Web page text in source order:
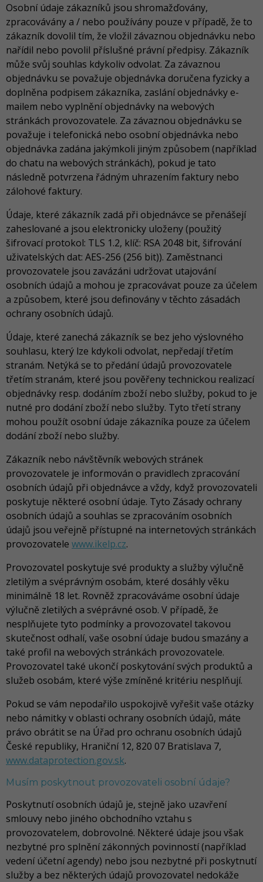
Osobní údaje zákazníků jsou shromažďovány,
zpracovávány a / nebo používány pouze v případě, že to
zákazník dovolil tím, že vložil závaznou objednávku nebo
nařídil nebo povolil příslušné právní předpisy. Zákazník
může svůj souhlas kdykoliv odvolat. Za závaznou
objednávku se považuje objednávka doručena fyzicky a
doplněna podpisem zákazníka, zaslání objednávky e-
mailem nebo vyplnění objednávky na webových
stránkách provozovatele. Za závaznou objednávku se
považuje i telefonická nebo osobní objednávka nebo
objednávka zadána jakýmkoli jiným způsobem (například
do chatu na webových stránkách), pokud je tato
následně potvrzena řádným uhrazením faktury nebo
zálohové faktury.
Údaje, které zákazník zadá při objednávce se přenášejí
zaheslované a jsou elektronicky uloženy (použitý
šifrovací protokol: TLS 1.2, klíč: RSA 2048 bit, šifrování
uživatelských dat: AES-256 (256 bit)). Zaměstnanci
provozovatele jsou zavázáni udržovat utajování
osobních údajů a mohou je zpracovávat pouze za účelem
a způsobem, které jsou definovány v těchto zásadách
ochrany osobních údajů.
Údaje, které zanechá zákazník se bez jeho výslovného
souhlasu, který lze kdykoli odvolat, nepředají třetím
stranám. Netýká se to předání údajů provozovatele
třetím stranám, které jsou pověřeny technickou realizací
objednávky resp. dodáním zboží nebo služby, pokud to je
nutné pro dodání zboží nebo služby. Tyto třetí strany
mohou použít osobní údaje zákazníka pouze za účelem
dodání zboží nebo služby.
Zákazník nebo návštěvník webových stránek
provozovatele je informován o pravidlech zpracování
osobních údajů při objednávce a vždy, když provozovateli
poskytuje některé osobní údaje. Tyto Zásady ochrany
osobních údajů a souhlas se zpracováním osobních
údajů jsou veřejně přístupné na internetových stránkách
provozovatele www.ikelp.cz.
Provozovatel poskytuje své produkty a služby výlučně
zletilým a svéprávným osobám, které dosáhly věku
minimálně 18 let. Rovněž zpracováváme osobní údaje
výlučně zletilých a svéprávné osob. V případě, že
nesplňujete tyto podmínky a provozovatel takovou
skutečnost odhalí, vaše osobní údaje budou smazány a
také profil na webových stránkách provozovatele.
Provozovatel také ukončí poskytování svých produktů a
služeb osobám, které výše zmíněné kritériu nesplňují.
Pokud se vám nepodařilo uspokojivě vyřešit vaše otázky
nebo námitky v oblasti ochrany osobních údajů, máte
právo obrátit se na Úřad pro ochranu osobních údajů
České republiky, Hraniční 12, 820 07 Bratislava 7,
www.dataprotection.gov.sk.
Musím poskytnout provozovateli osobní údaje?
Poskytnutí osobních údajů je, stejně jako uzavření
smlouvy nebo jiného obchodního vztahu s
provozovatelem, dobrovolné. Některé údaje jsou však
nezbytné pro splnění zákonných povinností (například
vedení účetní agendy) nebo jsou nezbytné při poskytnutí
služby a bez některých údajů provozovatel nedokáže